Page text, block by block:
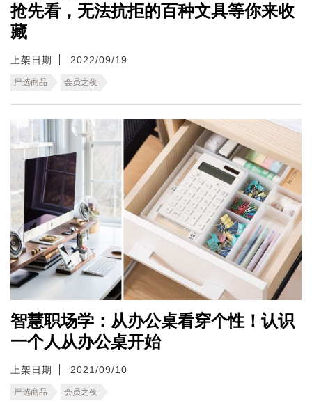
抢先看，无法抗拒的百种文具等你来收
藏
上架日期 2022/09/19
严选商品 会员之夜
智慧职场学：从办公桌看穿个性！认识
一个人从办公桌开始
上架日期 2021/09/10
严选商品 会员之夜